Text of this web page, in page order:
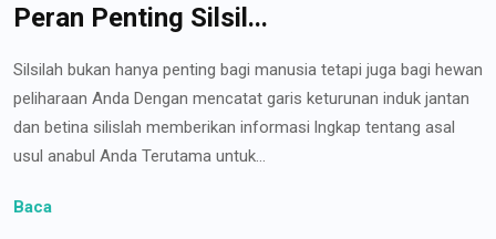
Peran Penting Silsil...
Silsilah bukan hanya penting bagi manusia tetapi juga bagi hewan
peliharaan Anda Dengan mencatat garis keturunan induk jantan
dan betina silislah memberikan informasi lngkap tentang asal
usul anabul Anda Terutama untuk...
Baca